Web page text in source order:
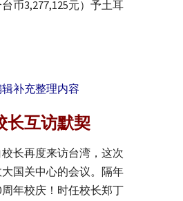
币3,277,125元）予土耳
补充整理内容
长互访默契
长再度来访台湾，这次
国关中心的会议。隔年
年校庆！时任校长郑丁